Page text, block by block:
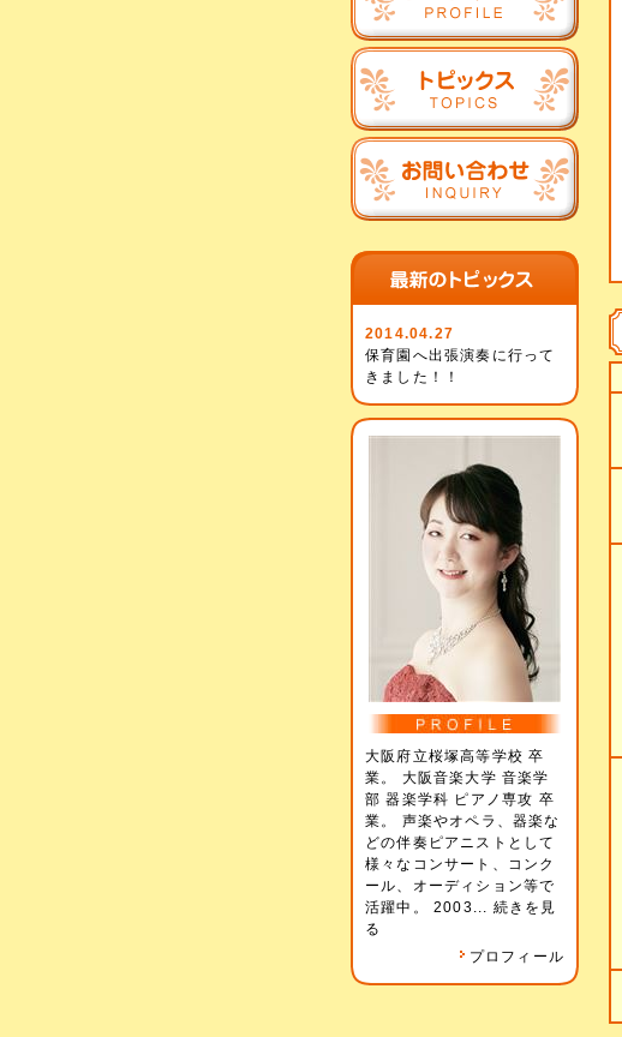
2014.04.27
保育園へ出張演奏に行って
きました！！
大阪府立桜塚高等学校 卒
業。 大阪音楽大学 音楽学
部 器楽学科 ピアノ専攻 卒
業。 声楽やオペラ、器楽な
どの伴奏ピアニストとして
様々なコンサート、コンク
ール、オーディション等で
活躍中。 2003... 続きを見
る
プロフィール